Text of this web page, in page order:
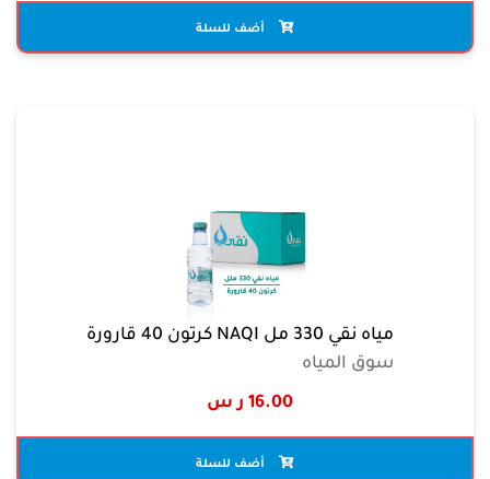
أضف للسلة
مياه نقي 330 مل NAQI كرتون 40 قارورة
سوق المياه
16.00 ر س
أضف للسلة